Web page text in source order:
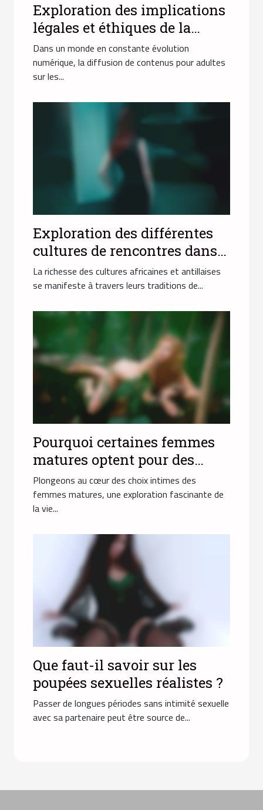
Exploration des implications
légales et éthiques de la
diffusion de contenus pour
adultes sur les plateformes
en ligne
Dans un monde en constante évolution
numérique, la diffusion de contenus pour adultes
sur les...
Exploration des différentes
cultures de rencontres dans
la communauté africaine et
antillaise
La richesse des cultures africaines et antillaises
se manifeste à travers leurs traditions de...
Pourquoi certaines femmes
matures optent pour des
plans culs d'une soirée ?
Plongeons au cœur des choix intimes des
femmes matures, une exploration fascinante de
la vie...
Que faut-il savoir sur les
poupées sexuelles réalistes ?
Passer de longues périodes sans intimité sexuelle
avec sa partenaire peut être source de...